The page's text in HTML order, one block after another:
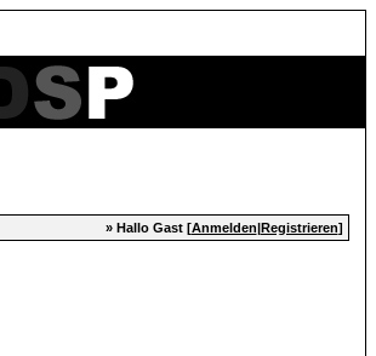
» Hallo Gast [Anmelden|Registrieren]